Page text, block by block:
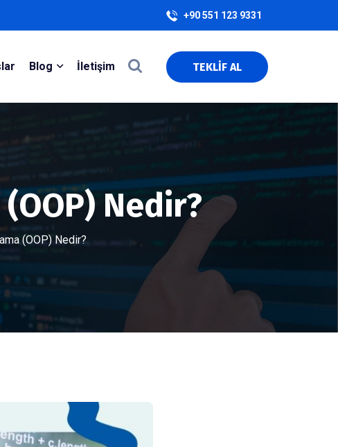
+90 551 123 9331
Blog İletişim TEKLİF AL
Nedir?
(OOP) Nedir?